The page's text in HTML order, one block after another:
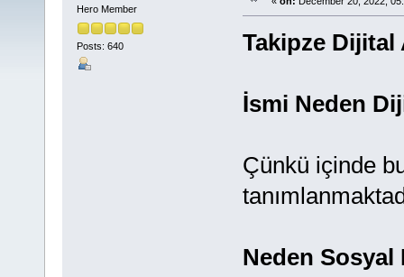
Hero Member
Posts: 640 Takipze Dijital
İsmi Neden
Çünkü içinde
Neden Sosyal